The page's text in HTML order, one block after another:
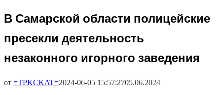
В Самарской области полицейские
пресекли деятельность
незаконного игорного заведения
от =TPKCKAT=2024-06-05 15:57:2705.06.2024